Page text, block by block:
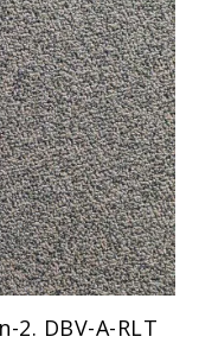
2. DBV-A-RLT